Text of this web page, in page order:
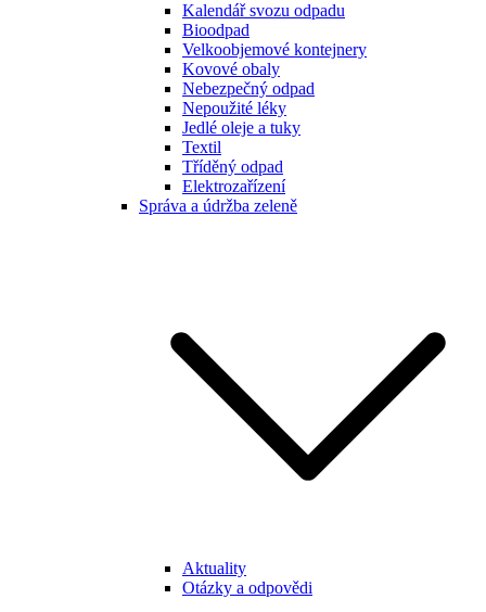
Kalendář svozu odpadu
Bioodpad
Velkoobjemové kontejnery
Kovové obaly
Nebezpečný odpad
Nepoužité léky
Jedlé oleje a tuky
Textil
Tříděný odpad
Elektrozařízení
Správa a údržba zeleně
Aktuality
Otázky a odpovědi